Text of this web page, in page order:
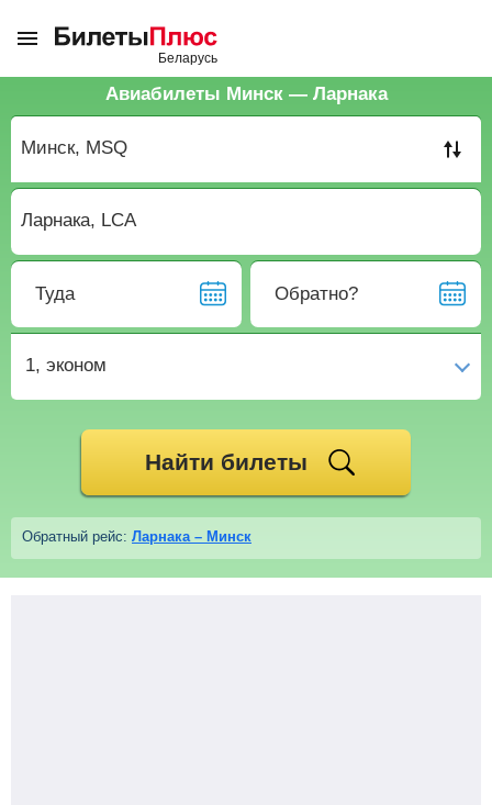
Авиабилеты Минск — Ларнака
Туда Обратно?
1, эконом
Найти билеты
Обратный рейс: Ларнака – Минск